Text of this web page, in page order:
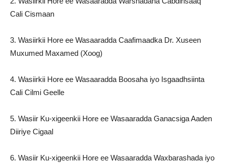
Cali Cismaan
3. Wasiirkii Hore ee Wasaaradda Caafimaadka Dr. Xuseen
Muxumed Maxamed (Xoog)
4. Wasiirkii Hore ee Wasaaradda Boosaha iyo Isgaadhsiinta
Cali Cilmi Geelle
5. Wasiir Ku-xigeenkii Hore ee Wasaaradda Ganacsiga Aaden
Diiriye Cigaal
6. Wasiir Ku-xigeenkii Hore ee Wasaaradda Waxbarashada iyo